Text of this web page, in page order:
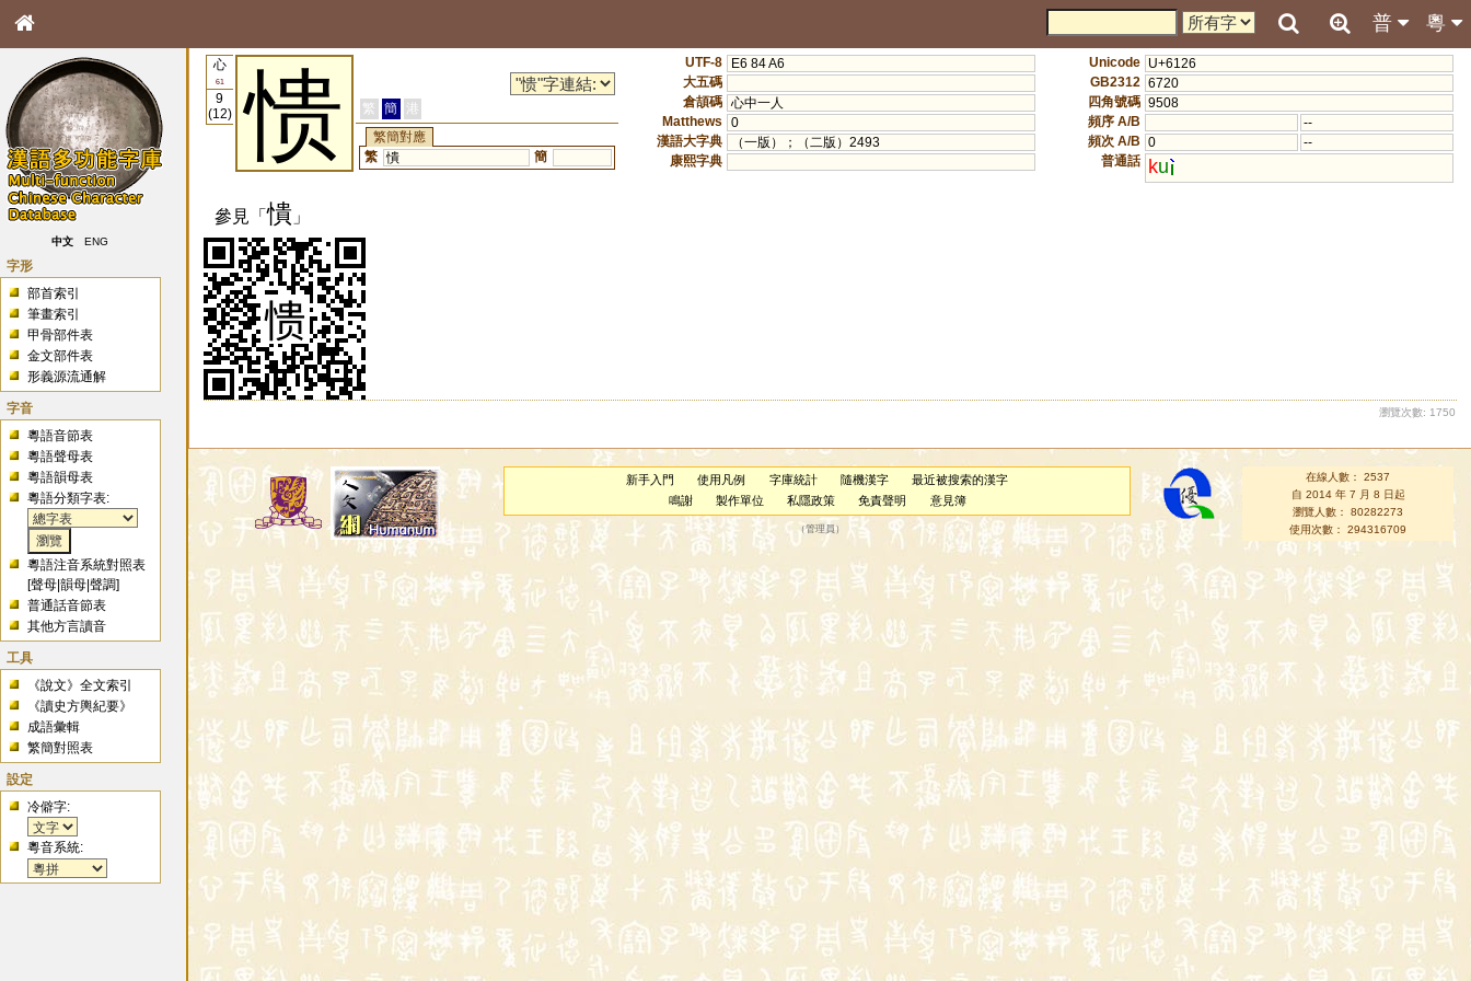
粵
普
中文 ENG
字形
部首索引
筆畫索引
甲骨部件表
金文部件表
形義源流通解
字音
粵語音節表
粵語聲母表
粵語韻母表
粵語分類字表:
粵語注音系統對照表
[聲母 |韻母 |聲調]
普通話音節表
其他方言讀音
工具
《說文》全文索引
《讀史方輿紀要》
成語彙輯
繁簡對照表
設定
冷僻字:
粵音系統:
心
61
9
(12)
愦 繁 簡
港
繁簡對應
繁 憒 簡
UTF-8
E6 84 A6
大五碼
倉頡碼 心中一人
Matthews
0
漢語大字典
（一版）；（二版）2493
康熙字典
Unicode U+6126
GB2312 6720
四角號碼 9508
頻序 A/B
--
頻次 A/B 0
--
普通話 ku
參見「憒」
瀏覽次數: 1750
新手入門 使用凡例 字庫統計 隨機漢字
最近被搜索的漢字
鳴謝
製作單位 私隱政策 免責聲明 意見簿
（管理員）
在線人數： 2537
自 2014 年 7 月 8 日起
瀏覽人數： 80282273
使用次數： 294316709